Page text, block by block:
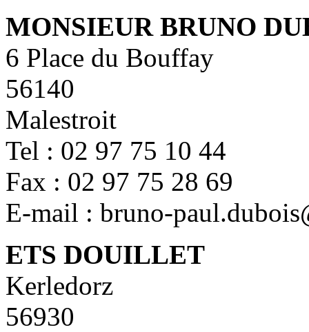
MONSIEUR BRUNO
6 Place du Bouffay
56140
Malestroit
Tel : 02 97 75 10 44
Fax : 02 97 75 28 69
E-mail : bruno-
ETS DOUILLET
Kerledorz
56930